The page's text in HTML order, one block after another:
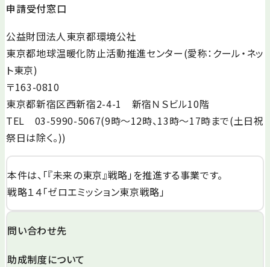
申請受付窓口
公益財団法人東京都環境公社
東京都地球温暖化防止活動推進センター(愛称：クール・ネッ
ト東京)
〒163-0810
東京都新宿区西新宿2-4-1 新宿ＮＳビル10階
TEL 03-5990-5067(9時～12時、13時～17時まで(土日祝
祭日は除く。))
本件は、「『未来の東京』戦略」を推進する事業です。
戦略１４「ゼロエミッション東京戦略」
問い合わせ先
助成制度について